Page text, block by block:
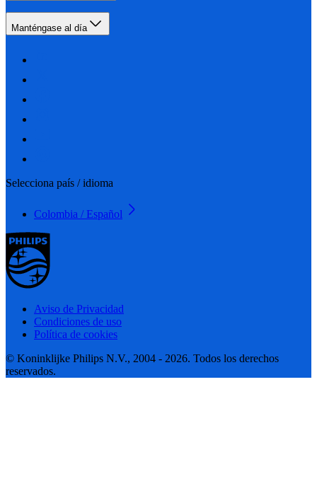
Manténgase al día
Selecciona país / idioma
Colombia / Español
Aviso de Privacidad
Condiciones de uso
Política de cookies
© Koninklijke Philips N.V., 2004 - 2026. Todos los derechos
reservados.